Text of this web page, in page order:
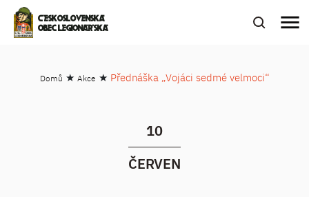
ČESKOSLOVENSKÁ
OBEC LEGIONÁŘSKÁ
menu
Domů ★ Akce ★ Přednáška „Vojáci sedmé velmoci“
10
ČERVEN